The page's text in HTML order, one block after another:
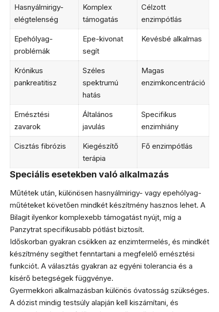
Hasnyálmirigy-
elégtelenség
Komplex
támogatás
Célzott
enzimpótlás
Epehólyag-
problémák
Epe-kivonat
segít
Kevésbé alkalmas
Krónikus
pankreatitisz
Széles
spektrumú
hatás
Magas
enzimkoncentráció
Emésztési
zavarok
Általános
javulás
Specifikus
enzimhiány
Cisztás fibrózis
Kiegészítő
terápia
Fő enzimpótlás
Speciális esetekben való alkalmazás
Műtétek után, különösen hasnyálmirigy- vagy epehólyag-
műtéteket követően mindkét készítmény hasznos lehet. A
Bilagit ilyenkor komplexebb támogatást nyújt, míg a
Panzytrat specifikusabb pótlást biztosít.
Időskorban gyakran csökken az enzimtermelés, és mindkét
készítmény segíthet fenntartani a megfelelő emésztési
funkciót. A választás gyakran az egyéni tolerancia és a
kísérő betegségek függvénye.
Gyermekkori alkalmazásban különös óvatosság szükséges.
A dózist mindig testsúly alapján kell kiszámítani, és